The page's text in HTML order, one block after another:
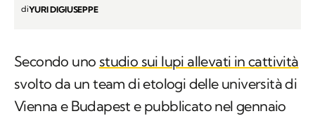
diYURI DIGIUSEPPE
Secondo uno studio sui lupi allevati in cattività
svolto da un team di etologi delle università di
Vienna e Budapest e pubblicato nel gennaio